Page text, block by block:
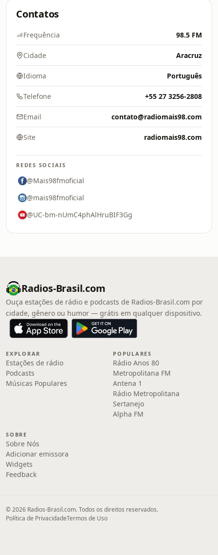
Contatos
Frequência 98.5 FM
Cidade Aracruz
Idioma Português
Telefone +55 27 3256-2808
Email contato@radiomais98.com
Site radiomais98.com
REDES SOCIAIS
@Mais98fmoficial
@mais98fmoficial
@UC-bm-nUmC4phAlHruBIF3Gg
Radios-Brasil.com
Ouça estações de rádio e podcasts de Radios-Brasil.com por
cidade, gênero ou humor — grátis em qualquer dispositivo.
EXPLORAR
Estações de rádio
Podcasts
Músicas Populares
POPULARES
Rádio Anos 80
Metropolitana FM
Antena 1
Rádio Metropolitana
Sertanejo
Alpha FM
SOBRE
Sobre Nós
Adicionar emissora
Widgets
Feedback
© 2026 Radios-Brasil.com. Todos os direitos reservados.
Política de PrivacidadeTermos de Uso